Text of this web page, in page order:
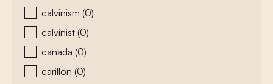
calvinism (0)
calvinist (0)
canada (0)
carillon (0)